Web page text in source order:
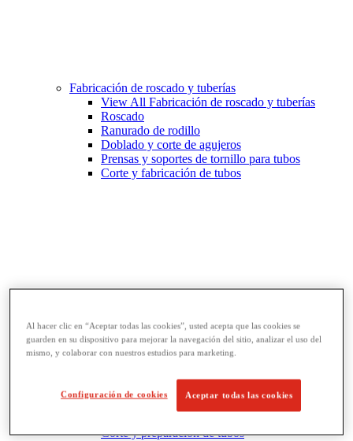
Fabricación de roscado y tuberías
View All Fabricación de roscado y tuberías
Roscado
Ranurado de rodillo
Doblado y corte de agujeros
Prensas y soportes de tornillo para tubos
Corte y fabricación de tubos
Llaves y herramientas para tubos
View All Llaves y herramientas para tubos
Llaves
Curvado y conformado
Corte y preparación de tubos
Al hacer clic en “Aceptar todas las cookies”, usted acepta que las cookies se
guarden en su dispositivo para mejorar la navegación del sitio, analizar el uso del
mismo, y colaborar con nuestros estudios para marketing.
Configuración de cookies Aceptar todas las cookies